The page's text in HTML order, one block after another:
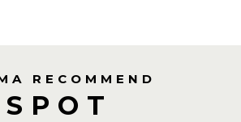
RECOMMEND
SPOT